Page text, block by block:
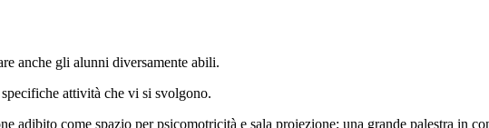
anche gli alunni diversamente abili.
attività che vi si svolgono.
adibito come spazio per psicomotricità e sala proiezione; una grande palestra in